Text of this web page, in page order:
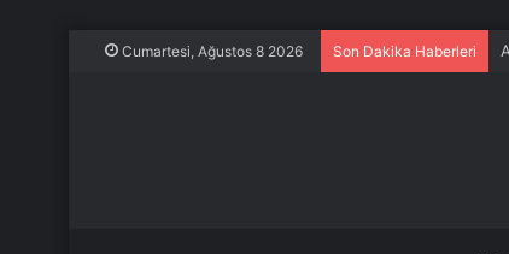
Cumartesi, Ağustos 8 2026 Son Dakika Haberleri